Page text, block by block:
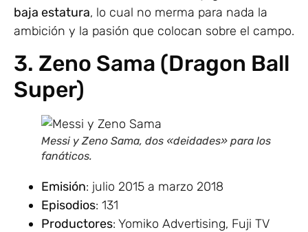
baja estatura, lo cual no merma para nada la
ambición y la pasión que colocan sobre el campo.
3. Zeno Sama (Dragon Ball
Super)
Messi y Zeno Sama, dos «deidades» para los
fanáticos.
Emisión: julio 2015 a marzo 2018
Episodios: 131
Productores: Yomiko Advertising, Fuji TV